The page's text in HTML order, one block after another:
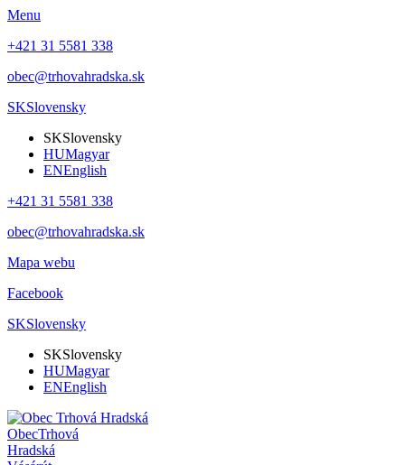
Menu
+421 31 5581 338
obec@trhovahradska.sk
SKSlovensky
SKSlovensky
HUMagyar
ENEnglish
+421 31 5581 338
obec@trhovahradska.sk
Mapa webu
Facebook
SKSlovensky
SKSlovensky
HUMagyar
ENEnglish
ObecTrhová
Hradská